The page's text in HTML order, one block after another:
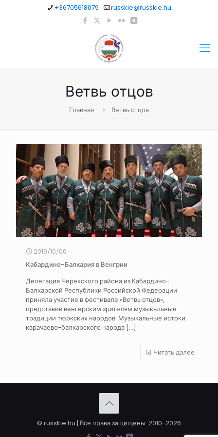
+36705618079 russkie@russkie.hu
Ветвь отцов
Главная Ветвь отцов
2019/10/06
Кабардино-Балкария в Венгрии
Делегация Черекского района из Кабардино-
Балкарской Республики Российской Федерации
приняла участие в фестивале «Ветвь отцов»,
представив венгерским зрителям музыкальные
традиции тюркских народов. Музыкальные истоки
карачаево-балкарского народа […]
Читать далее
© russkie.hu | Все права защищены. 2010-2026